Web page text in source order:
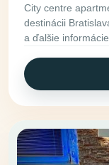
City centre
destinácii
a ďalšie